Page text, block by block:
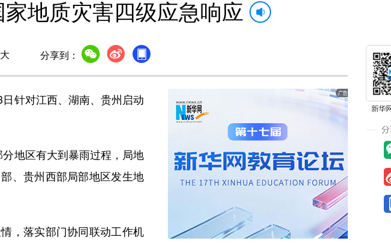
地质灾害四级应急响应
大 分享到：
针对江西、湖南、贵州启动
地区有大到暴雨过程，局地
、贵州西部局部地区发生地
，落实部门协同联动工作机